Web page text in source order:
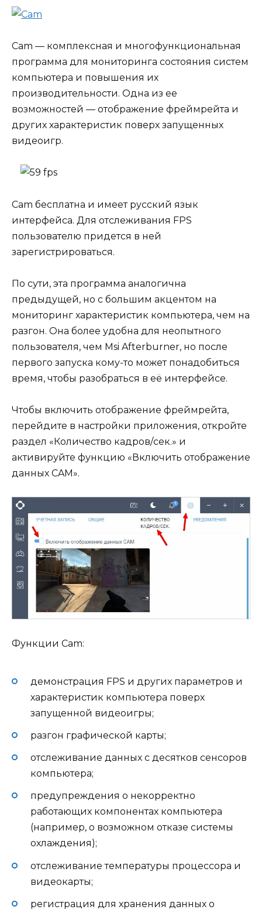
Cam — комплексная и многофункциональная
программа для мониторинга состояния систем
компьютера и повышения их
производительности. Одна из ее
возможностей — отображение фреймрейта и
других характеристик поверх запущенных
видеоигр.
Cam бесплатна и имеет русский язык
интерфейса. Для отслеживания FPS
пользователю придется в ней
зарегистрироваться.
По сути, эта программа аналогична
предыдущей, но с большим акцентом на
мониторинг характеристик компьютера, чем на
разгон. Она более удобна для неопытного
пользователя, чем Msi Afterburner, но после
первого запуска кому-то может понадобиться
время, чтобы разобраться в её интерфейсе.
Чтобы включить отображение фреймрейта,
перейдите в настройки приложения, откройте
раздел «Количество кадров/сек.» и
активируйте функцию «Включить отображение
данных CAM».
Функции Cam:
демонстрация FPS и других параметров и
характеристик компьютера поверх
запущенной видеоигры;
разгон графической карты;
отслеживание данных с десятков сенсоров
компьютера;
предупреждения о некорректно
работающих компонентах компьютера
(например, о возможном отказе системы
охлаждения);
отслеживание температуры процессора и
видеокарты;
регистрация для хранения данных о